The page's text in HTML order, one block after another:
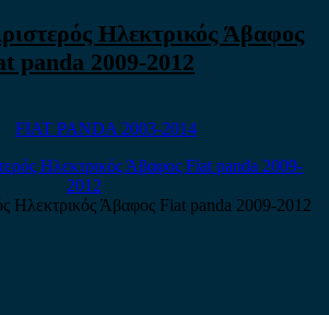
Ηλεκτρικός Άβαφος
panda 2009-2012
FIAT PANDA 2003-2014
Ηλεκτρικός Άβαφος Fiat panda 2009-2012